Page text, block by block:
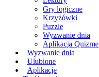
Gry logiczne
Krzyżówki
Puzzle
Wyzwanie dnia
Aplikacja Quizme
Wyzwanie dnia
Ulubione
Aplikacje